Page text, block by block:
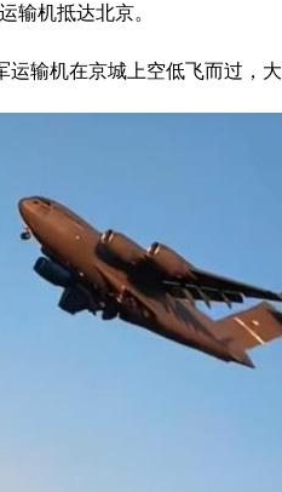
输机抵达北京。
运输机在京城上空低飞而过，